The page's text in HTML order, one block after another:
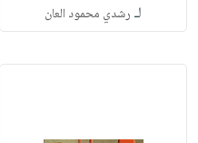
لـ رشدي محمود العان